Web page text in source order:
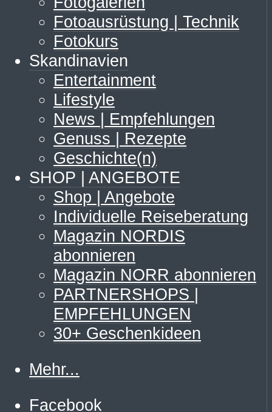
Fotoausrüstung | Technik
Fotokurs
Skandinavien
Entertainment
Lifestyle
News | Empfehlungen
Genuss | Rezepte
Geschichte(n)
SHOP | ANGEBOTE
Shop | Angebote
Individuelle Reiseberatung
Magazin NORDIS
abonnieren
Magazin NORR abonnieren
PARTNERSHOPS |
EMPFEHLUNGEN
30+ Geschenkideen
Mehr...
Facebook